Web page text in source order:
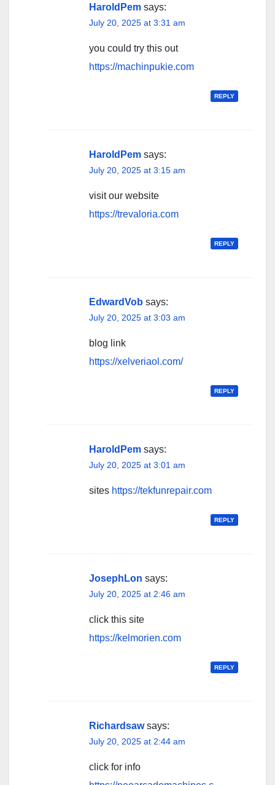
HaroldPem says:
July 20, 2025 at 3:31 am
you could try this out
https://machinpukie.com
REPLY
HaroldPem says:
July 20, 2025 at 3:15 am
visit our website
https://trevaloria.com
REPLY
EdwardVob says:
July 20, 2025 at 3:03 am
blog link
https://xelveriaol.com/
REPLY
HaroldPem says:
July 20, 2025 at 3:01 am
sites https://tekfunrepair.com
REPLY
JosephLon says:
July 20, 2025 at 2:46 am
click this site
https://kelmorien.com
REPLY
Richardsaw says:
July 20, 2025 at 2:44 am
click for info